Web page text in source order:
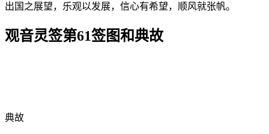
出国之展望，乐观以发展，信心有希望，顺风就张帆。
观音灵签第61签图和典故
典故